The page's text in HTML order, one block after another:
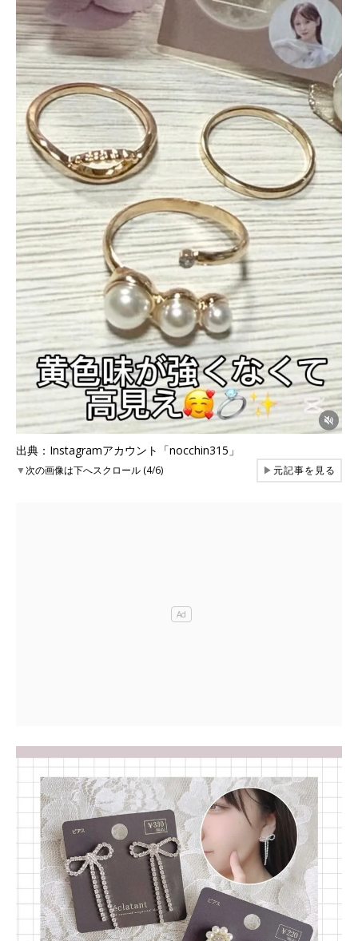
出典：Instagramアカウント「nocchin315」
▼次の画像は下へスクロール (4/6) ▶元記事を見る